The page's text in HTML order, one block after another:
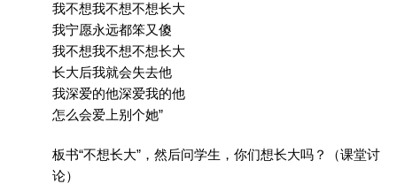
我不想我不想不想长大
我宁愿永远都笨又傻
我不想我不想不想长大
长大后我就会失去他
我深爱的他深爱我的他
怎么会爱上别个她”
板书“不想长大”，然后问学生，你们想长大吗？（课堂讨
论）